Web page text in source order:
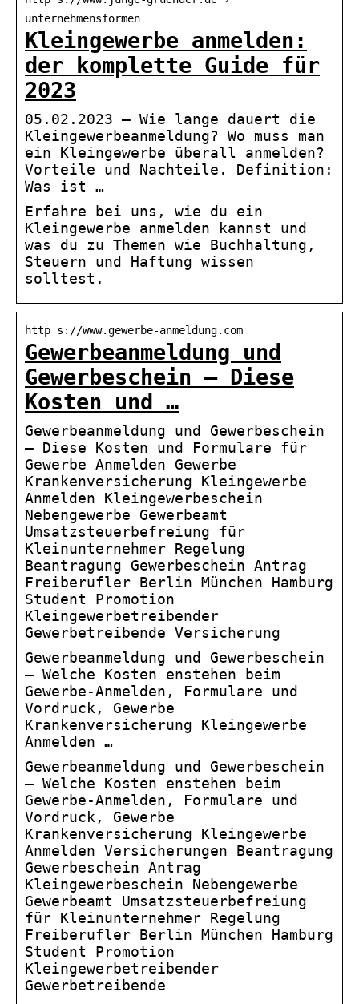
unternehmensformen
Kleingewerbe anmelden:
der komplette Guide für
2023
05.02.2023 — Wie lange dauert die
Kleingewerbeanmeldung? Wo muss man
ein Kleingewerbe überall anmelden?
Vorteile und Nachteile. Definition:
Was ist …
Erfahre bei uns, wie du ein
Kleingewerbe anmelden kannst und
was du zu Themen wie Buchhaltung,
Steuern und Haftung wissen
solltest.
http s://www.gewerbe-anmeldung.com
Gewerbeanmeldung und
Gewerbeschein – Diese
Kosten und …
Gewerbeanmeldung und Gewerbeschein
– Diese Kosten und Formulare für
Gewerbe Anmelden Gewerbe
Krankenversicherung Kleingewerbe
Anmelden Kleingewerbeschein
Nebengewerbe Gewerbeamt
Umsatzsteuerbefreiung für
Kleinunternehmer Regelung
Beantragung Gewerbeschein Antrag
Freiberufler Berlin München Hamburg
Student Promotion
Kleingewerbetreibender
Gewerbetreibende Versicherung
Gewerbeanmeldung und Gewerbeschein
– Welche Kosten enstehen beim
Gewerbe-Anmelden, Formulare und
Vordruck, Gewerbe
Krankenversicherung Kleingewerbe
Anmelden …
Gewerbeanmeldung und Gewerbeschein
– Welche Kosten enstehen beim
Gewerbe-Anmelden, Formulare und
Vordruck, Gewerbe
Krankenversicherung Kleingewerbe
Anmelden Versicherungen Beantragung
Gewerbeschein Antrag
Kleingewerbeschein Nebengewerbe
Gewerbeamt Umsatzsteuerbefreiung
für Kleinunternehmer Regelung
Freiberufler Berlin München Hamburg
Student Promotion
Kleingewerbetreibender
Gewerbetreibende